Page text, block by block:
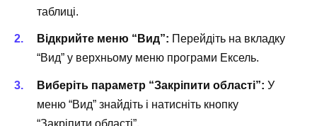
таблиці.
Відкрийте меню “Вид”: Перейдіть на вкладку
“Вид” у верхньому меню програми Ексель.
Виберіть параметр “Закріпити області”: У
меню “Вид” знайдіть і натисніть кнопку
“Закріпити області”.